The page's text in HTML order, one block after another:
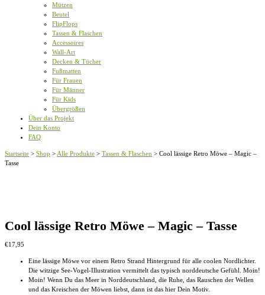
Mützen
Beutel
FlipFlops
Tassen & Flaschen
Accessoires
Wall-Art
Decken & Tücher
Fußmatten
Für Frauen
Für Männer
Für Kids
Übergrößen
Über das Projekt
Dein Konto
FAQ
Startseite > Shop > Alle Produkte > Tassen & Flaschen > Cool lässige Retro Möwe – Magic –
Tasse
Cool lässige Retro Möwe – Magic – Tasse
€17,95
Eine lässige Möwe vor einem Retro Strand Hintergrund für alle coolen Nordlichter.
Die witzige See-Vogel-Illustration vermittelt das typisch norddeutsche Gefühl. Moin!
Moin! Wenn Du das Meer in Norddeutschland, die Ruhe, das Rauschen der Wellen
und das Kreischen der Möwen liebst, dann ist das hier Dein Motiv.